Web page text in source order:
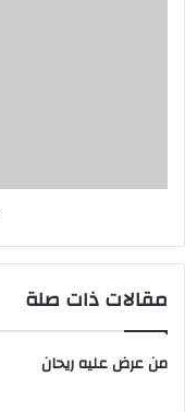
مقالات ذات صلة
من عرض عليه ريحان